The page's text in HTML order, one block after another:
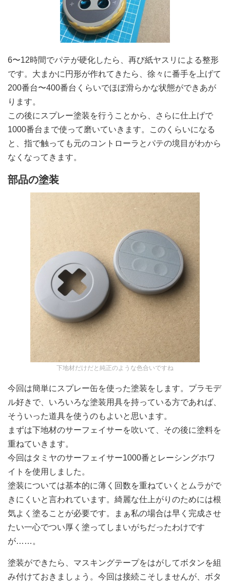
6〜12時間でパテが硬化したら、再び紙ヤスリによる整形
です。大まかに円形が作れてきたら、徐々に番手を上げて
200番台〜400番台くらいでほぼ滑らかな状態ができあが
ります。
この後にスプレー塗装を行うことから、さらに仕上げで
1000番台まで使って磨いていきます。このくらいになる
と、指で触っても元のコントローラとパテの境目がわから
なくなってきます。
部品の塗装
下地材だけだと純正のような色合いですね
今回は簡単にスプレー缶を使った塗装をします。プラモデ
ル好きで、いろいろな塗装用具を持っている方であれば、
そういった道具を使うのもよいと思います。
まずは下地材のサーフェイサーを吹いて、その後に塗料を
重ねていきます。
今回はタミヤのサーフェイサー1000番とレーシングホワ
イトを使用しました。
塗装については基本的に薄く回数を重ねていくとムラがで
きにくいと言われています。綺麗な仕上がりのためには根
気よく塗ることが必要です。まぁ私の場合は早く完成させ
たい一心でつい厚く塗ってしまいがちだったわけです
が……。
塗装ができたら、マスキングテープをはがしてボタンを組
み付けておきましょう。今回は接続こそしませんが、ボタ